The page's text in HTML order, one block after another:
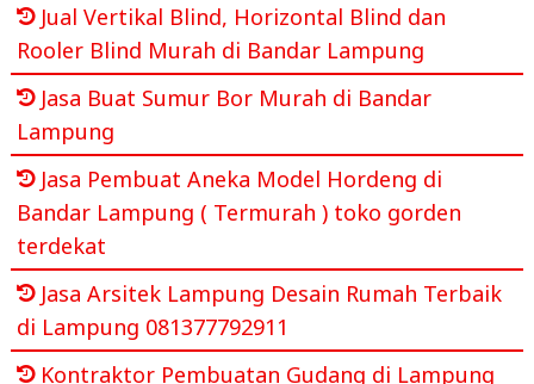
Jual Vertikal Blind, Horizontal Blind dan
Rooler Blind Murah di Bandar Lampung
Jasa Buat Sumur Bor Murah di Bandar
Lampung
Jasa Pembuat Aneka Model Hordeng di
Bandar Lampung ( Termurah ) toko gorden
terdekat
Jasa Arsitek Lampung Desain Rumah Terbaik
di Lampung 081377792911
Kontraktor Pembuatan Gudang di Lampung